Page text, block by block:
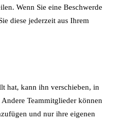
Wenn Sie eine Beschwerde
diese jederzeit aus Ihrem
hat, kann ihn verschieben, in
Teammitglieder können
und nur ihre eigenen